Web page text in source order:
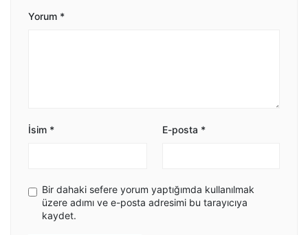
Yorum *
İsim * E-posta *
Bir dahaki sefere yorum yaptığımda kullanılmak
üzere adımı ve e-posta adresimi bu tarayıcıya
kaydet.